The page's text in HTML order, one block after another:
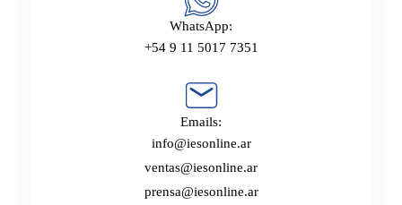
WhatsApp:
+54 9 11 5017 7351
Emails:
info@iesonline.ar
ventas@iesonline.ar
prensa@iesonline.ar